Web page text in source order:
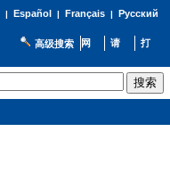
| Español | Français| Русский
高级搜索